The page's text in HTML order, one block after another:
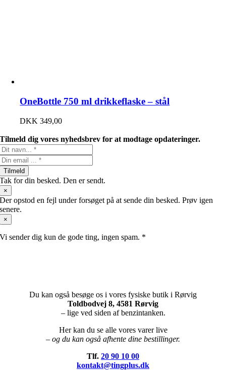
OneBottle 750 ml drikkeflaske – stål
DKK 349,00
Tilmeld dig vores nyhedsbrev for at modtage opdateringer.
Tilmeld
Tak for din besked. Den er sendt.
×
Der opstod en fejl under forsøget på at sende din besked. Prøv igen
senere.
×
Vi sender dig kun de gode ting, ingen spam. *
Du kan også besøge os i vores fysiske butik i Rørvig
Toldbodvej 8, 4581 Rørvig
– lige ved siden af benzintanken.
Her kan du se alle vores varer live
– og du kan også afhente dine bestillinger.
Tlf. 20 90 10 00
kontakt@tingplus.dk